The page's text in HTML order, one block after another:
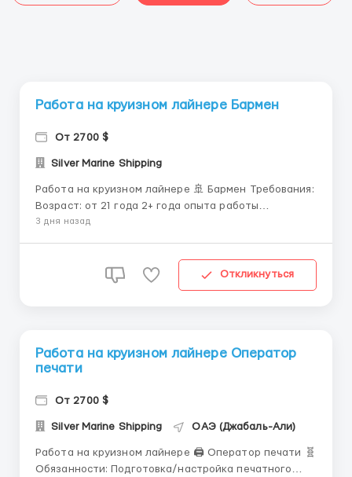
Работа на круизном лайнере Бармен
От 2700 $
Silver Marine Shipping
Работа на круизном лайнере 🚢 Бармен Требования:
Возраст: от 21 года 2+ года опыта работы
барменом, предпочтительно в ресторане 4-5*,
или связанных с ними компьютерных систем
3 дня назад
Откликнуться
Работа на круизном лайнере Оператор
печати
От 2700 $
Silver Marine Shipping ОАЭ (Джабаль-Али)
Работа на круизном лайнере 🖨 Оператор печати 🧬
Обязанности: Подготовка/настройка печатного